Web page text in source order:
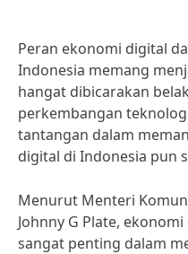
Peran ekonomi digital
Indonesia memang
hangat dibicarakan
perkembangan
tantangan dalam
digital di Indonesia pun
Menurut Menteri
Johnny G Plate,
sangat penting dalam